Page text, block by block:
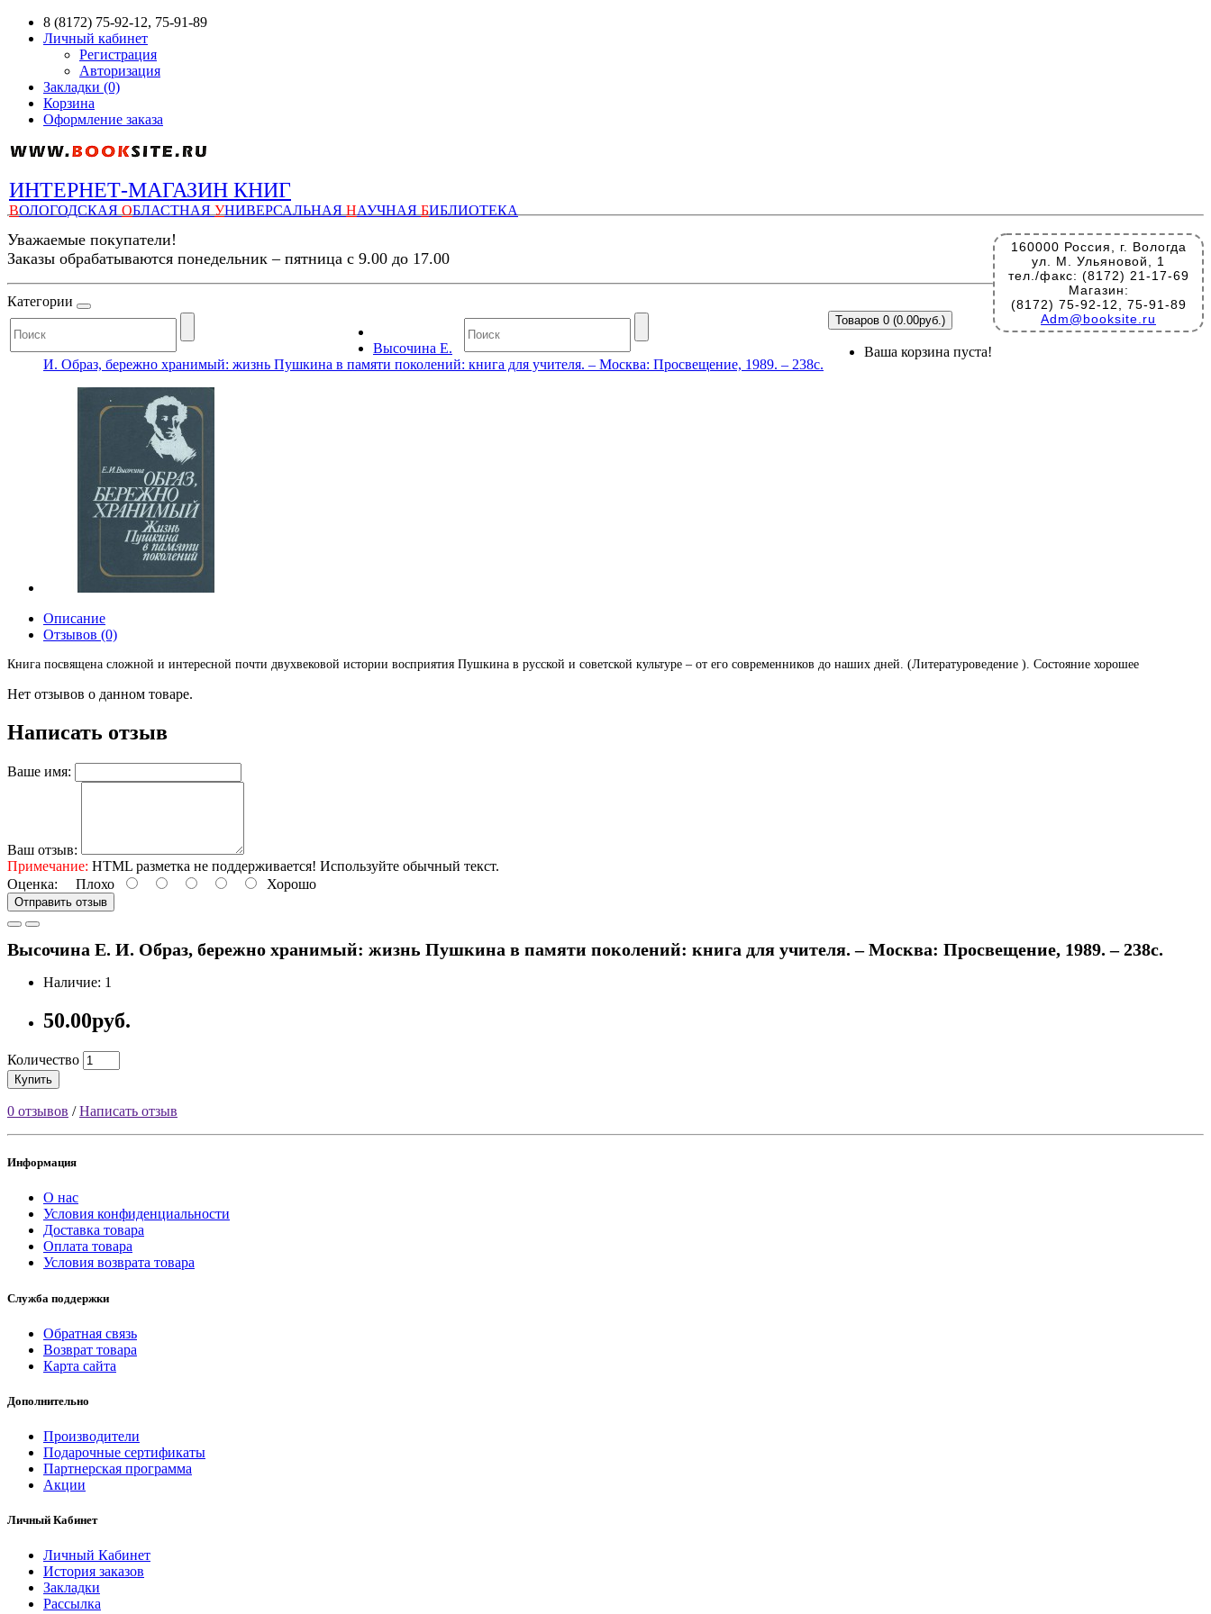
8 (8172) 75-92-12, 75-91-89
Личный кабинет
Регистрация
Авторизация
Закладки (0)
Корзина
Оформление заказа
ИНТЕРНЕТ-МАГАЗИН КНИГ
ВОЛОГОДСКАЯ ОБЛАСТНАЯ УНИВЕРСАЛЬНАЯ НАУЧНАЯ БИБЛИОТЕКА
160000 Россия, г. Вологда
ул. М. Ульяновой, 1
тел./факс: (8172) 21-17-69
Магазин:
(8172) 75-92-12, 75-91-89
Adm@booksite.ru
Уважаемые покупатели!
Заказы обрабатываются понедельник – пятница с 9.00 до 17.00
Категории
Товаров 0 (0.00руб.)
Ваша корзина пуста!
Высочина Е.
И. Образ, бережно хранимый: жизнь Пушкина в памяти поколений: книга для учителя. – Москва: Просвещение, 1989. – 238с.
Описание
Отзывов (0)
Книга посвящена сложной и интересной почти двухвековой истории восприятия Пушкина в русской и советской культуре – от его современников до наших дней. (Литературоведение ). Состояние хорошее
Нет отзывов о данном товаре.
Написать отзыв
Ваше имя:
Ваш отзыв:
Примечание: HTML разметка не поддерживается! Используйте обычный текст.
Оценка: Плохо Хорошо
Отправить отзыв
Высочина Е. И. Образ, бережно хранимый: жизнь Пушкина в памяти поколений: книга для учителя. – Москва: Просвещение, 1989. – 238с.
Наличие: 1
50.00руб.
Количество
Купить
0 отзывов /Написать отзыв
Информация
О нас
Условия конфиденциальности
Доставка товара
Оплата товара
Условия возврата товара
Служба поддержки
Обратная связь
Возврат товара
Карта сайта
Дополнительно
Производители
Подарочные сертификаты
Партнерская программа
Акции
Личный Кабинет
Личный Кабинет
История заказов
Закладки
Рассылка